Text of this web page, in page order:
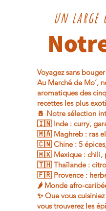
un large
Voyagez sans
Au Marché de Mo’,
aromatiques des
recettes les plus
🧂 Notre sélection
🇮🇳 Inde : curry,
🇲🇦 Maghreb : ras
🇨🇳 Chine : 5
🇲🇽 Mexique : chili,
🇹🇭 Thaïlande :
🇫🇷 Provence :
🌶️ Monde afro-
✨ Que vous
vous trouverez les